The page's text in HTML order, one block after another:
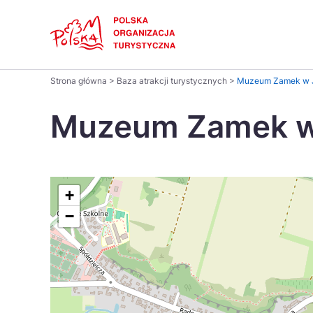
Parki narodowe
na
stronie
Português
Strona główna > Baza atrakcji turystycznych > Muzeum Zamek w
Muzeum Zamek
+
−